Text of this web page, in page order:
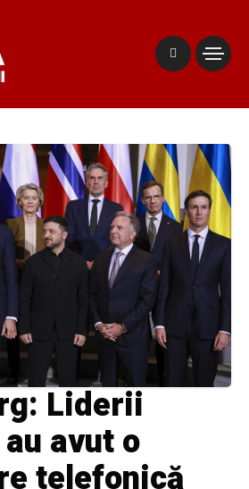
Liderii
avut o
telefonică